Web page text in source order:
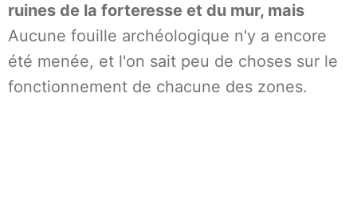
ruines de la forteresse et du mur, mais
Aucune fouille archéologique n'y a encore
été menée, et l'on sait peu de choses sur le
fonctionnement de chacune des zones.